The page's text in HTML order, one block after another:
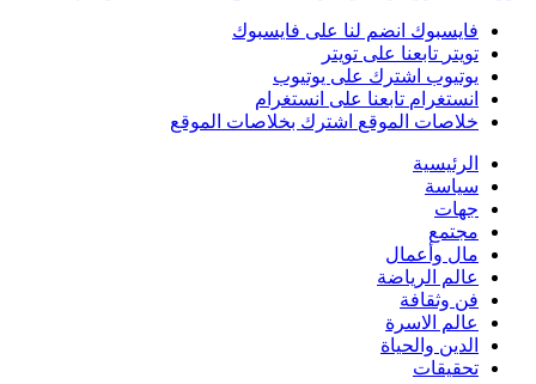
فايسبوك انضم لنا على فايسبوك
تويتر تابعنا على تويتر
يوتيوب اشترك على يوتيوب
انستغرام تابعنا على انستغرام
خلاصات الموقع اشترك بخلاصات الموقع
الرئيسية
سياسة
جهات
مجتمع
مال وأعمال
عالم الرياضة
فن وثقافة
عالم الاسرة
الدين والحياة
تحقيقات